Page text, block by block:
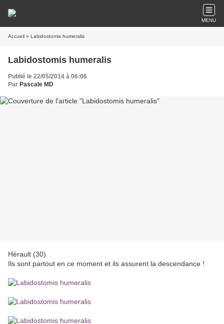
MENU
Accueil » Labidostomis humeralis
Labidostomis humeralis
Publié le 22/05/2014 à 06:06
Par Pascale MD
Hérault (30)
Ils sont partout en ce moment et ils assurent la descendance !